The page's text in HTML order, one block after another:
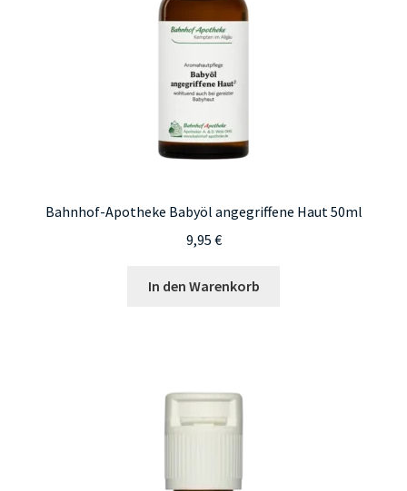
Bahnhof-Apotheke Babyöl angegriffene Haut 50ml
9,95 €
In den Warenkorb